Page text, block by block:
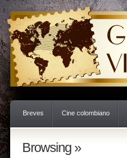
Breves Cine colombiano
Browsing »